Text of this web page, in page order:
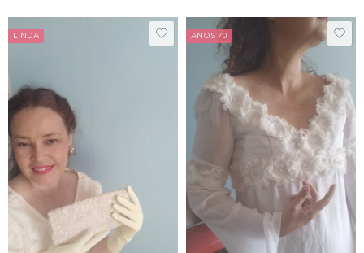
LINDA ANOS 70